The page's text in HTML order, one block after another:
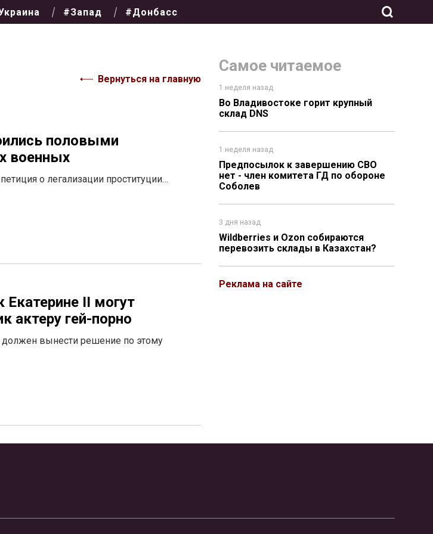
#Запад #Донбасс
Вернуться на главную
половыми
военных
о легализации проституции…
Екатерине II могут
актеру гей-порно
вынести решение по этому
Самое читаемое
1 неделя назад
Во Владивостоке горит крупный
склад DNS
1 неделя назад
Предпосылок к завершению СВО
нет - член комитета ГД по обороне
Соболев
3 дня назад
Wildberries и Ozon собираются
перевозить склады в Казахстан?
Реклама на сайте